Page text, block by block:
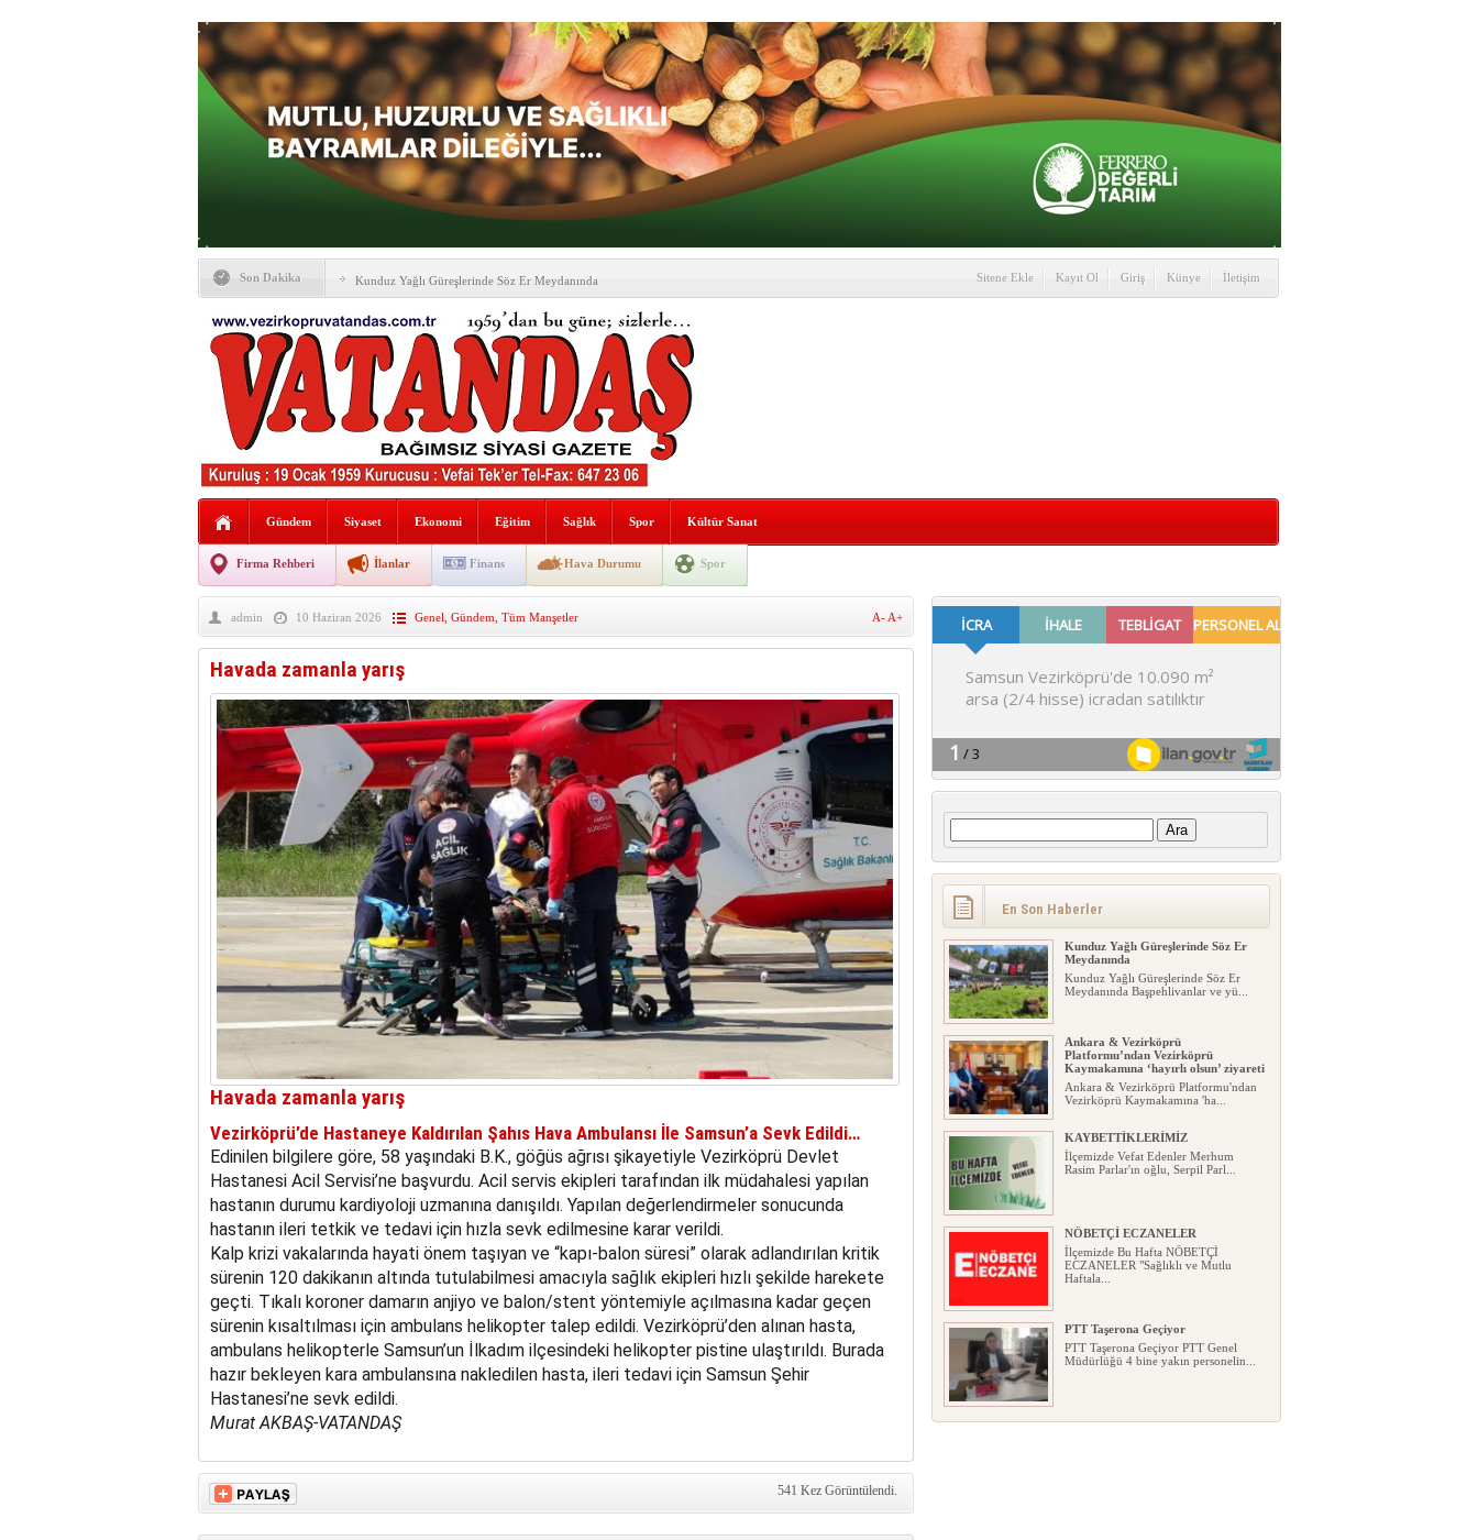
Son Dakika Kunduz Yağlı Güreşlerinde Söz Er Meydanında
Ankara & Vezirköprü Platformu’ndan Vezirköprü
Kaymakamına ‘hayırlı olsun’ ziyareti
KAYBETTİKLERİMİZ
NÖBETÇİ ECZANELER
PTT Taşerona Geçiyor
Erhan Parlar vefat etti
BANA GÖRE
Vezirköprü CHP’de istifa depremi yaşandı!
Sitene Ekle Kayıt Ol Giriş Künye İletişim
Gündem Siyaset Ekonomi Eğitim Sağlık Spor Kültür Sanat
Firma Rehberi İlanlar Finans Hava Durumu Spor
admin 10 Haziran 2026 Genel Gündem Tüm Manşetler A- A+
Havada zamanla yarış
Havada zamanla yarış
Vezirköprü’de Hastaneye Kaldırılan Şahıs Hava Ambulansı İle Samsun’a Sevk Edildi…
Edinilen bilgilere göre, 58 yaşındaki B.K., göğüs ağrısı şikayetiyle Vezirköprü Devlet
Hastanesi Acil Servisi’ne başvurdu. Acil servis ekipleri tarafından ilk müdahalesi yapılan
hastanın durumu kardiyoloji uzmanına danışıldı. Yapılan değerlendirmeler sonucunda
hastanın ileri tetkik ve tedavi için hızla sevk edilmesine karar verildi.
Kalp krizi vakalarında hayati önem taşıyan ve “kapı-balon süresi” olarak adlandırılan kritik
sürenin 120 dakikanın altında tutulabilmesi amacıyla sağlık ekipleri hızlı şekilde harekete
geçti. Tıkalı koroner damarın anjiyo ve balon/stent yöntemiyle açılmasına kadar geçen
sürenin kısaltılması için ambulans helikopter talep edildi. Vezirköprü’den alınan hasta,
ambulans helikopterle Samsun’un İlkadım ilçesindeki helikopter pistine ulaştırıldı. Burada
hazır bekleyen kara ambulansına nakledilen hasta, ileri tedavi için Samsun Şehir
Hastanesi’ne sevk edildi.
Murat AKBAŞ-VATANDAŞ
541 Kez Görüntülendi.
Arama:
En Son Haberler
Kunduz Yağlı Güreşlerinde Söz Er
Meydanında
Kunduz Yağlı Güreşlerinde Söz Er
Meydanında Başpehlivanlar ve yü...
Ankara & Vezirköprü
Platformu’ndan Vezirköprü
Kaymakamına ‘hayırlı olsun’ ziyareti
Ankara & Vezirköprü Platformu'ndan
Vezirköprü Kaymakamına 'ha...
KAYBETTİKLERİMİZ
İlçemizde Vefat Edenler Merhum
Rasim Parlar'ın oğlu, Serpil Parl...
NÖBETÇİ ECZANELER
İlçemizde Bu Hafta NÖBETÇİ
ECZANELER "Sağlıklı ve Mutlu
Haftala...
PTT Taşerona Geçiyor
PTT Taşerona Geçiyor PTT Genel
Müdürlüğü 4 bine yakın personelin...
Erhan Parlar vefat etti